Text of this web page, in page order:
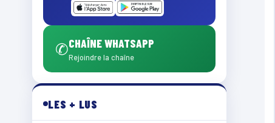
✆CHAÎNE WHATSAPP
Rejoindre la chaîne
LES + LUS